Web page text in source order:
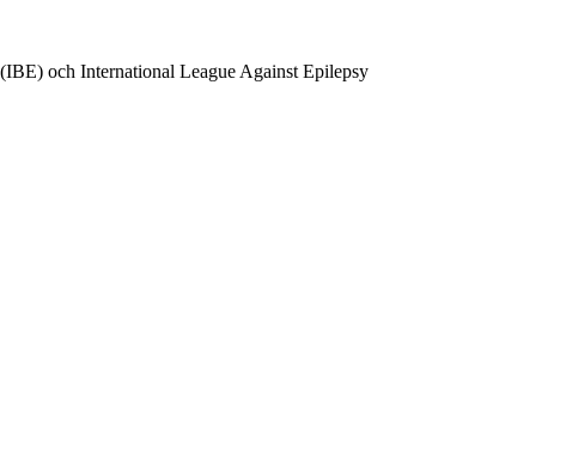
och International League Against Epilepsy